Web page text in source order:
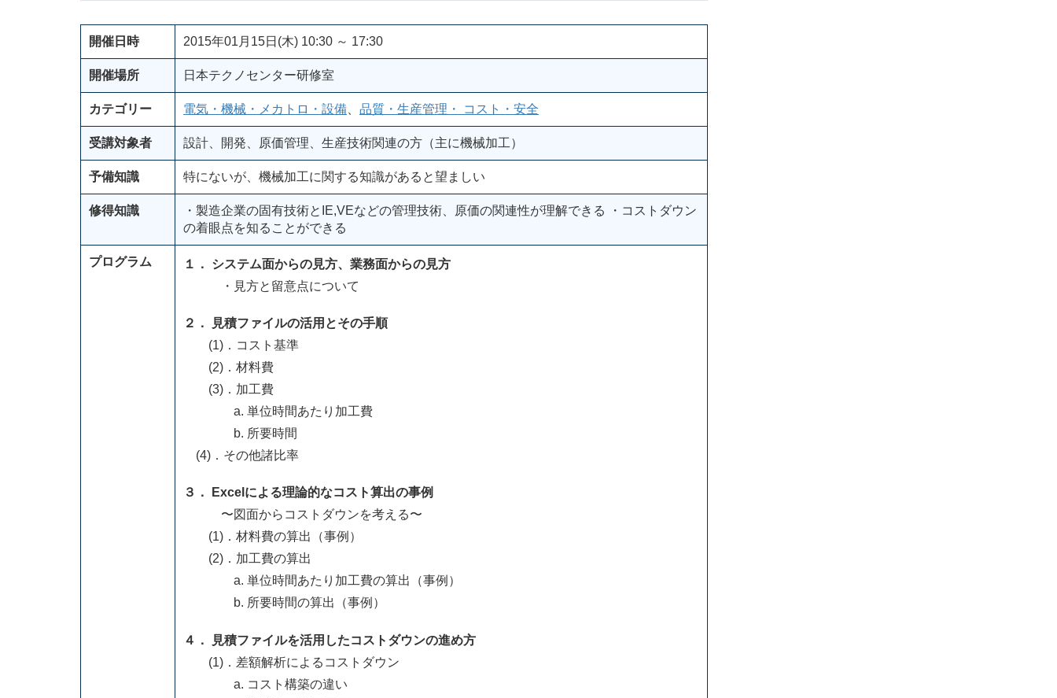
開催日時 2015年01月15日(木) 10:30 ～ 17:30
開催場所 日本テクノセンター研修室
カテゴリー 電気・機械・メカトロ・設備 品質・生産管理・ コスト・安全
受講対象者 設計、開発、原価管理、生産技術関連の方（主に機械加工）
予備知識 特にないが、機械加工に関する知識があると望ましい
修得知識
・製造企業の固有技術とIE,VEなどの管理技術、原価の関連性が理解できる ・コストダウン
の着眼点を知ることができる
プログラム
１． システム面からの見方、業務面からの見方
・見方と留意点について
２． 見積ファイルの活用とその手順
(1)．コスト基準
(2)．材料費
(3)．加工費
a. 単位時間あたり加工費
b. 所要時間
(4)．その他諸比率
３． Excelによる理論的なコスト算出の事例
〜図面からコストダウンを考える〜
(1)．材料費の算出（事例）
(2)．加工費の算出
a. 単位時間あたり加工費の算出（事例）
b. 所要時間の算出（事例）
４． 見積ファイルを活用したコストダウンの進め方
(1)．差額解析によるコストダウン
a. コスト構築の違い